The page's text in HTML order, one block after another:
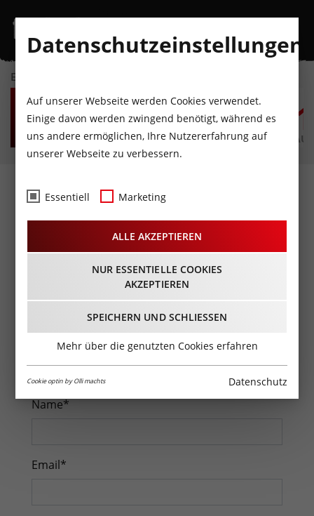
EVENTKALENDER
FR
7
AUGUST
SA
8
AUGUST
SO
9
AUGUST
MO
10
AUGUST
DI
11
AUGUST
Kontakt
INN.PULS Kommunikationsagentur
Mag. Bernhard Schösser
Valiergasse 58
6020 Innsbruck / Tirol
Tel.:+43 512 370325
Mobil:+43 699 13703250
E-Mail: marketing@freizeit-tirol.at
Name*
Email*
Datenschutzeinstellungen
Auf unserer Webseite werden Cookies verwendet.
Einige davon werden zwingend benötigt, während es
uns andere ermöglichen, Ihre Nutzererfahrung auf
unserer Webseite zu verbessern.
Essentiell Marketing
ALLE AKZEPTIEREN
NUR ESSENTIELLE COOKIES
AKZEPTIEREN
SPEICHERN UND SCHLIESSEN
Mehr über die genutzten Cookies erfahren
Cookie optin by Olli machts Datenschutz